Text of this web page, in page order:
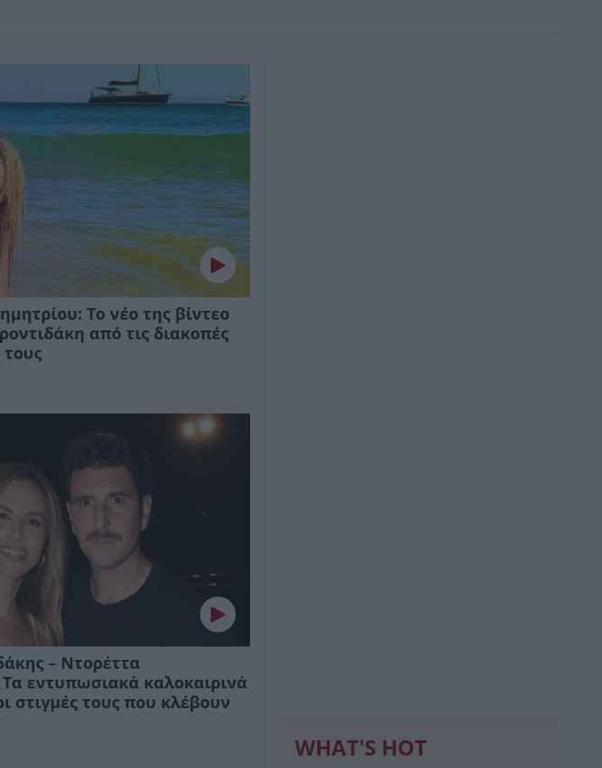
Το νέο της βίντεο
από τις διακοπές
τους
– Ντορέττα
εντυπωσιακά καλοκαιρινά
στιγμές τους που κλέβουν
WHAT'S HOT